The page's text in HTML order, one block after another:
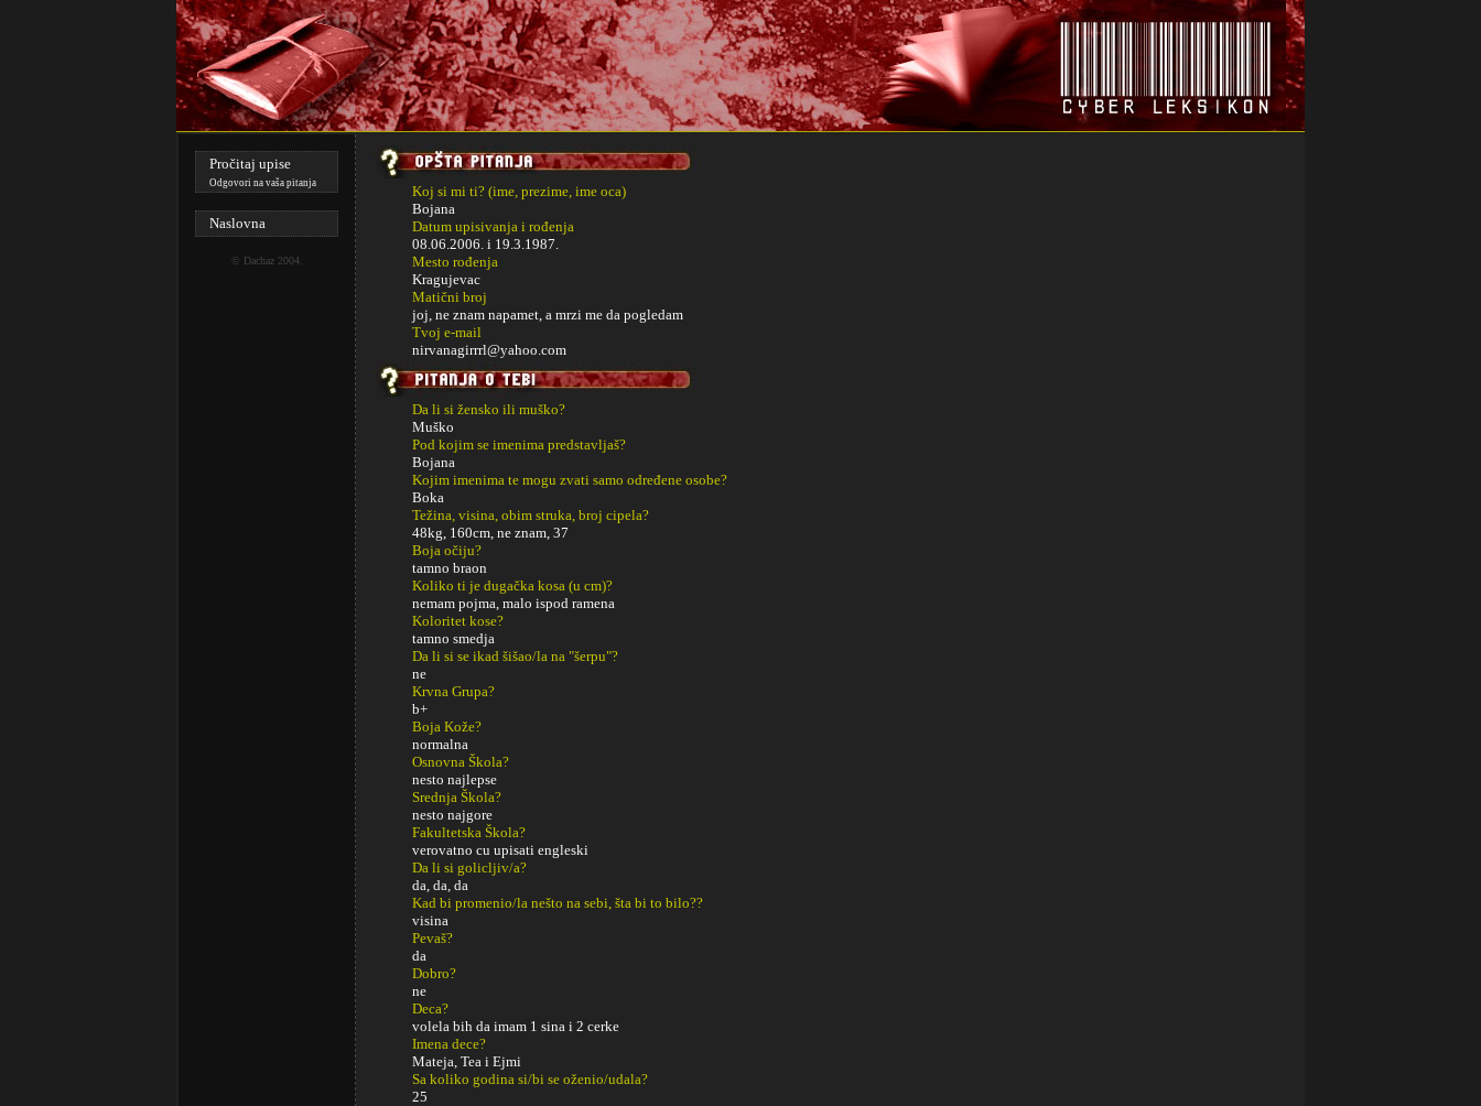
Pročitaj upise
Odgovori na vaša pitanja
Naslovna
© Dachaz2004.
Koj si mi ti? (ime, prezime, ime oca)
Bojana
Datum upisivanja i rođenja
08.06.2006. i 19.3.1987.
Mesto rođenja
Kragujevac
Matični broj
joj, ne znam napamet, a mrzi me da pogledam
Tvoj e-mail
nirvanagirrrl@yahoo.com
Da li si žensko ili muško?
Muško
Pod kojim se imenima predstavljaš?
Bojana
Kojim imenima te mogu zvati samo određene osobe?
Boka
Težina, visina, obim struka, broj cipela?
48kg, 160cm, ne znam, 37
Boja očiju?
tamno braon
Koliko ti je dugačka kosa (u cm)?
nemam pojma, malo ispod ramena
Koloritet kose?
tamno smedja
Da li si se ikad šišao/la na "šerpu"?
ne
Krvna Grupa?
b+
Boja Kože?
normalna
Osnovna Škola?
nesto najlepse
Srednja Škola?
nesto najgore
Fakultetska Škola?
verovatno cu upisati engleski
Da li si golicljiv/a?
da, da, da
Kad bi promenio/la nešto na sebi, šta bi to bilo??
visina
Pevaš?
da
Dobro?
ne
Deca?
volela bih da imam 1 sina i 2 cerke
Imena dece?
Mateja, Tea i Ejmi
Sa koliko godina si/bi se oženio/udala?
25